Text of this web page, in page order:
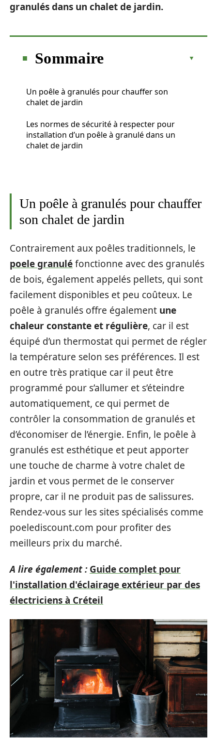
granulés dans un chalet de jardin.
Sommaire
Un poêle à granulés pour chauffer son
chalet de jardin
Les normes de sécurité à respecter pour
installation d’un poêle à granulé dans un
chalet de jardin
Un poêle à granulés pour chauffer
son chalet de jardin
Contrairement aux poêles traditionnels, le
poele granuléfonctionne avec des granulés
de bois, également appelés pellets, qui sont
facilement disponibles et peu coûteux. Le
poêle à granulés offre également une
chaleur constante et régulière, car il est
équipé d’un thermostat qui permet de régler
la température selon ses préférences. Il est
en outre très pratique car il peut être
programmé pour s’allumer et s’éteindre
automatiquement, ce qui permet de
contrôler la consommation de granulés et
d’économiser de l’énergie. Enfin, le poêle à
granulés est esthétique et peut apporter
une touche de charme à votre chalet de
jardin et vous permet de le conserver
propre, car il ne produit pas de salissures.
Rendez-vous sur les sites spécialisés comme
poelediscount.com pour profiter des
meilleurs prix du marché.
A lire également : Guide complet pour
l'installation d'éclairage extérieur par des
électriciens à Créteil